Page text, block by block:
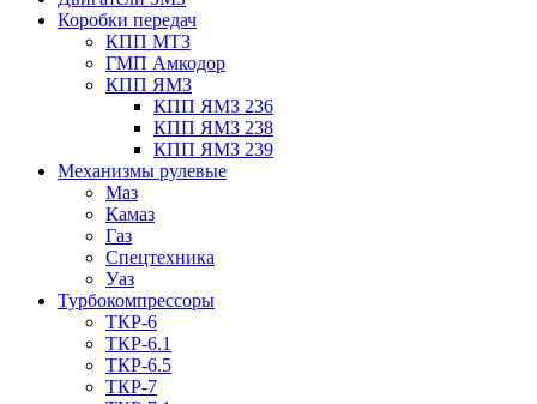
Коробки передач
КПП МТЗ
ГМП Амкодор
КПП ЯМЗ
КПП ЯМЗ 236
КПП ЯМЗ 238
КПП ЯМЗ 239
Механизмы рулевые
Маз
Камаз
Газ
Спецтехника
Уаз
Турбокомпрессоры
ТКР-6
ТКР-6.1
ТКР-6.5
ТКР-7